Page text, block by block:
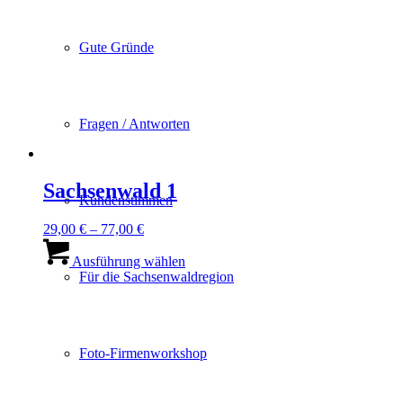
Gute Gründe
Fragen / Antworten
Kundenstimmen
Für die Sachsenwaldregion
Foto-Firmenworkshop
Sachsenwald 1
29,00 € – 77,00 €
Ausführung wählen
weist
Optionen